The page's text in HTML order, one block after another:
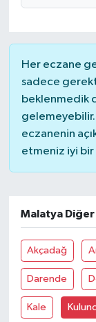
Her eczane
sadece
beklenmedik
gelemeyebilir.
eczanenin
etmeniz iyi bir
Malatya
Akçadağ
Darende
Kale